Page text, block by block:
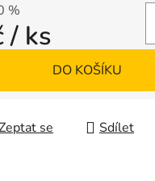
%
/ ks
DO KOŠÍKU
se Sdílet